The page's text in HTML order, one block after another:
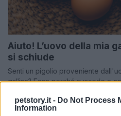
petstory.it - Do Not Process
Information
Aiuto! L’uovo della mia
si schiude
Senti un pigolio proveniente
gallina? Ecco perché succede e